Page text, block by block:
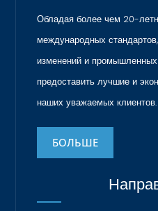
Обладая более чем 20-
международных
изменений и
предоставить лучшие и
наших уважаемых клиентов.
БОЛЬШЕ